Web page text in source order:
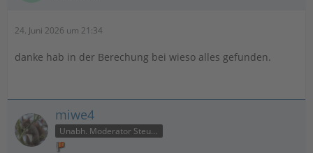
24. Juni 2026 um 21:34
danke hab in der Berechung bei wieso alles gefunden.
miwe4
Unabh. Moderator Steuer